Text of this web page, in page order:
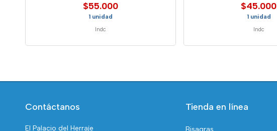
$55.000
1 unidad
Indc
$45.000
1 unidad
Indc
Contáctanos
El Palacio del Herraje
Tienda en línea